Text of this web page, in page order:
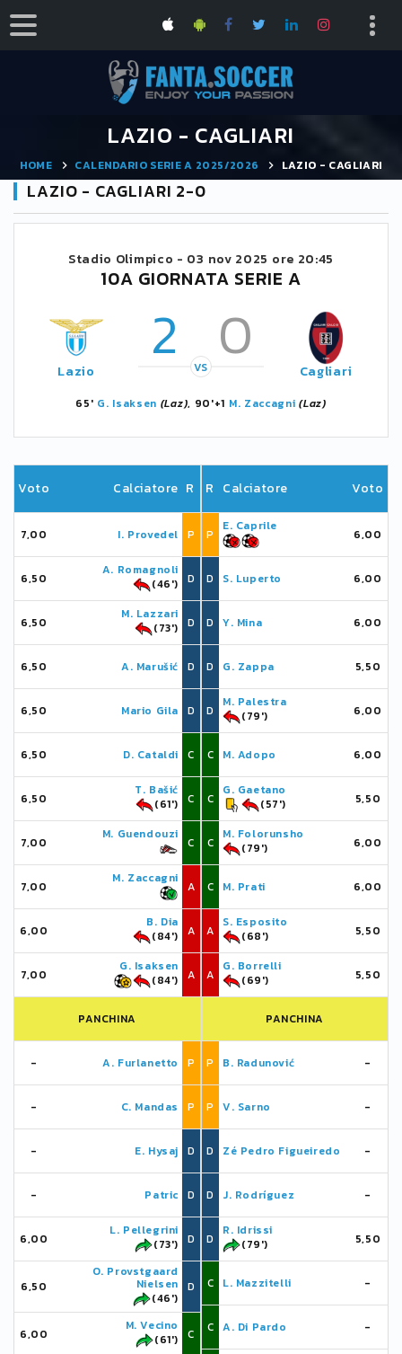
LAZIO - CAGLIARI
HOME CALENDARIO SERIE A 2025/2026 LAZIO - CAGLIARI
LAZIO - CAGLIARI 2-0
Stadio Olimpico - 03 nov 2025 ore 20:45
10A GIORNATA SERIE A
Lazio 2 0
VS Cagliari
65' G. Isaksen (Laz), 90'+1 M. Zaccagni (Laz)
Voto Calciatore R
7,00 I. Provedel P
6,50
A. Romagnoli
(46')
D
6,50
M. Lazzari
(73')
D
6,50 A. Marušić D
6,50 Mario Gila D
6,50 D. Cataldi C
6,50
T. Bašić
(61')
C
7,00
M. Guendouzi
C
7,00
M. Zaccagni
A
6,00
B. Dia
(84')
A
7,00
G. Isaksen
(84')
A
PANCHINA
- A. Furlanetto P
- C. Mandas P
- E. Hysaj D
- Patric D
6,00
L. Pellegrini
(73')
D
6,50
O. Provstgaard
Nielsen
(46')
D
6,00
M. Vecino
(61')
C
R Calciatore Voto
P
E. Caprile
6,00
D S. Luperto 6,00
D Y. Mina 6,00
D G. Zappa 5,50
D
M. Palestra
(79')
6,00
C M. Adopo 6,00
C
G. Gaetano
(57')
5,50
C
M. Folorunsho
(79')
6,00
C M. Prati 6,00
A
S. Esposito
(68')
5,50
A
G. Borrelli
(69')
5,50
PANCHINA
P B. Radunović -
P V. Sarno -
D Zé Pedro Figueiredo -
D J. Rodríguez -
D
R. Idrissi
(79')
5,50
C L. Mazzitelli -
C A. Di Pardo -